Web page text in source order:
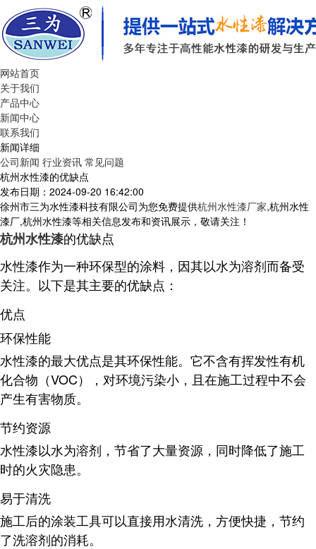
网站首页
关于我们
产品中心
新闻中心
联系我们
新闻详细
公司新闻 行业资讯 常见问题
杭州水性漆的优缺点
发布日期：2024-09-20 16:42:00
徐州市三为水性漆科技有限公司为您免费提供杭州水性漆厂家,杭州水性
漆厂,杭州水性漆等相关信息发布和资讯展示，敬请关注！
杭州水性漆的优缺点
水性漆作为一种环保型的涂料，因其以水为溶剂而备受
关注。以下是其主要的优缺点：
优点
环保性能
水性漆的最大优点是其环保性能。它不含有挥发性有机
化合物（VOC），对环境污染小，且在施工过程中不会
产生有害物质。
节约资源
水性漆以水为溶剂，节省了大量资源，同时降低了施工
时的火灾隐患。
易于清洗
施工后的涂装工具可以直接用水清洗，方便快捷，节约
了洗溶剂的消耗。